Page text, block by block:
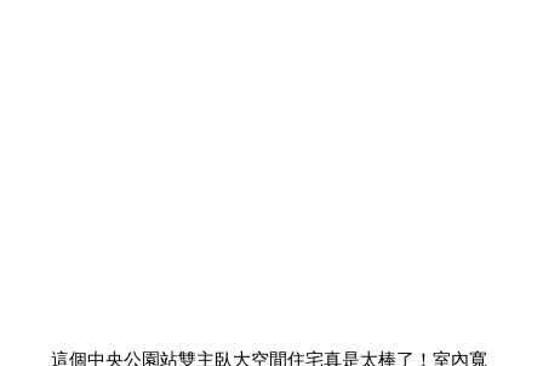
這個中央公園站雙主臥大空間住宅真是太棒了！室內寬